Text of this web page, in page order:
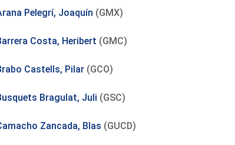
Pelegrí, Joaquín (GMX)
Costa, Heribert (GMC)
Castells, Pilar(GCO)
Bragulat, Juli (GSC)
Zancada, Blas (GUCD)